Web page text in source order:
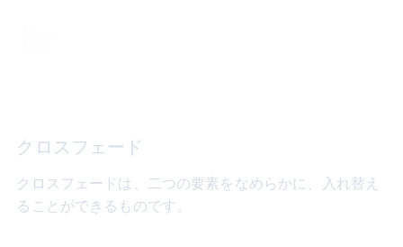
クロスフェード
クロスフェードは、二つの要素をなめらかに、入れ替え
ることができるものです。